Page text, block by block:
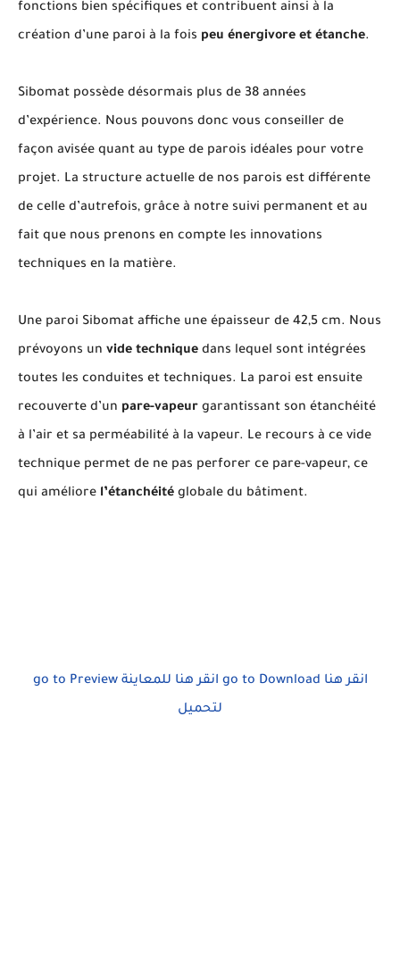
fonctions bien spécifiques et contribuent ainsi à la
création d’une paroi à la fois peu énergivore et étanche.
Sibomat possède désormais plus de 38 années
d’expérience. Nous pouvons donc vous conseiller de
façon avisée quant au type de parois idéales pour votre
projet. La structure actuelle de nos parois est différente
de celle d’autrefois, grâce à notre suivi permanent et au
fait que nous prenons en compte les innovations
techniques en la matière.
Une paroi Sibomat affiche une épaisseur de 42,5 cm. Nous
prévoyons un vide technique dans lequel sont intégrées
toutes les conduites et techniques. La paroi est ensuite
recouverte d’un pare-vapeur garantissant son étanchéité
à l’air et sa perméabilité à la vapeur. Le recours à ce vide
technique permet de ne pas perforer ce pare-vapeur, ce
qui améliore l’étanchéité globale du bâtiment.
go to Preview انقر هنا للمعاينة go to Download انقر هنا
لتحميل